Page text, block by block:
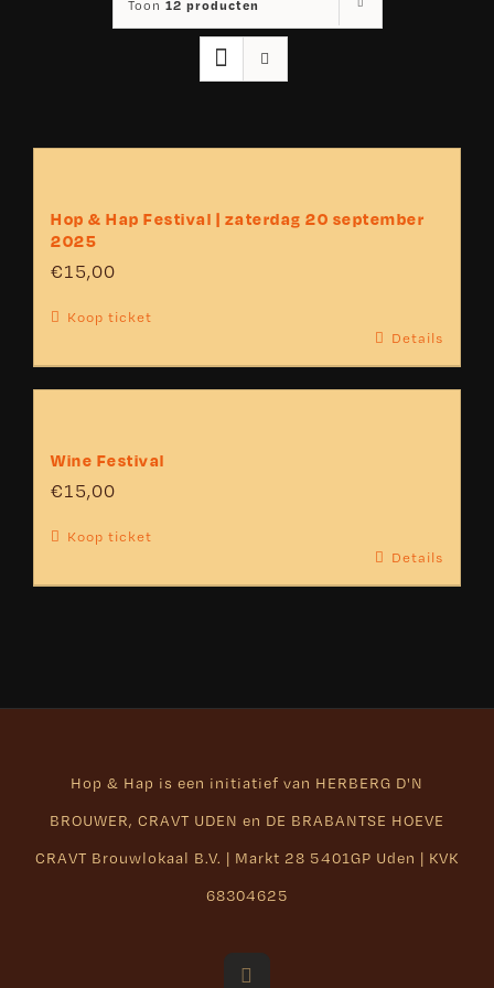
Toon 12 producten
Hop & Hap Festival | zaterdag 20 september
2025
€15,00
Koop ticket
Details
Wine Festival
€15,00
Koop ticket
Details
Hop & Hap is een initiatief van HERBERG D'N
BROUWER, CRAVT UDEN en DE BRABANTSE HOEVE
CRAVT Brouwlokaal B.V. | Markt 28 5401GP Uden | KVK
68304625